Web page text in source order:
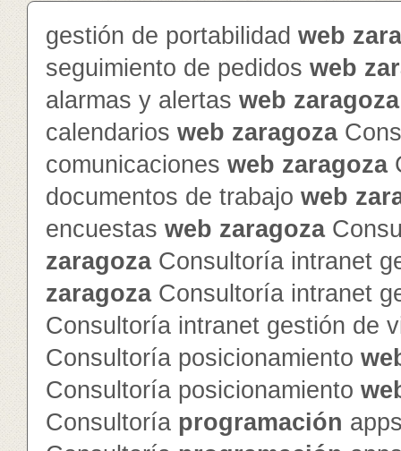
gestión de portabilidad web
seguimiento de pedidos web
alarmas y alertas web zaragoza
calendarios web zaragoza
comunicaciones web zaragoza
documentos de trabajo web
encuestas web zaragoza
zaragozaConsultoría intranet
zaragozaConsultoría intranet
Consultoría intranet gestión de
Consultoría posicionamiento
Consultoría posicionamiento
Consultoría programación